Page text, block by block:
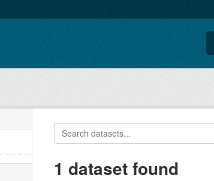
1 dataset found